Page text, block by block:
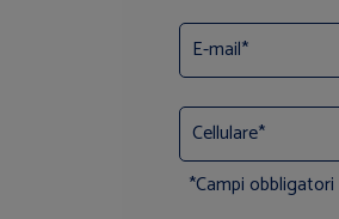
*Campi obbligatori